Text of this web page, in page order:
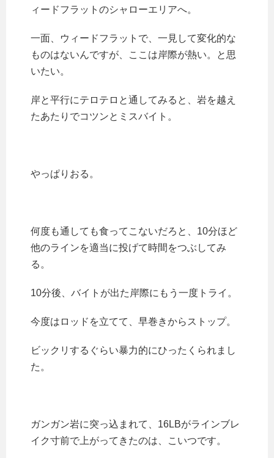
ィードフラットのシャローエリアへ。
一面、ウィードフラットで、一見して変化的な
ものはないんですが、ここは岸際が熱い。と思
いたい。
岸と平行にテロテロと通してみると、岩を越え
たあたりでコツンとミスバイト。
やっぱりおる。
何度も通しても食ってこないだろと、10分ほど
他のラインを適当に投げて時間をつぶしてみ
る。
10分後、バイトが出た岸際にもう一度トライ。
今度はロッドを立てて、早巻きからストップ。
ビックリするぐらい暴力的にひったくられまし
た。
ガンガン岩に突っ込まれて、16LBがラインブレ
イク寸前で上がってきたのは、こいつです。